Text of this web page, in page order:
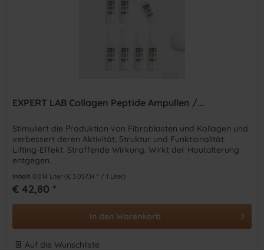
EXPERT LAB Collagen Peptide Ampullen /...
Stimuliert die Produktion von Fibroblasten und Kollagen und
verbessert deren Aktivität, Struktur und Funktionalität.
Lifting-Effekt. Straffende Wirkung. Wirkt der Hautalterung
entgegen.
Inhalt 0.014 Liter (€ 3.057,14 * / 1 Liter)
€ 42,80 *
In den Warenkorb
Auf die Wunschliste